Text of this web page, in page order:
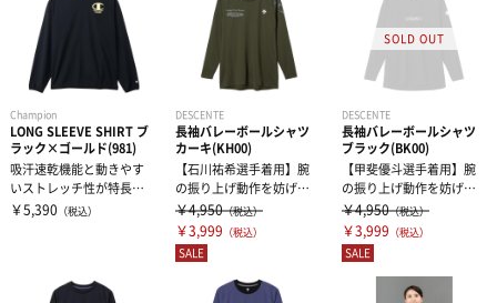
リカバリーウェア
Champion
LONG SLEEVE SHIRT ブ
ラック×ゴールド(981)
吸汗速乾機能と動きやす
いストレッチ性が特長の
素材を使用したロングス
￥5,390 （税込）
DESCENTE
長袖バレーボールシャツ
カーキ(KH00)
【石川祐希選手着用】腕
の振り上げ動作を妨げな
い脇パーツの構造を採用
しています。肩...
￥4,950（税込）
￥3,999 （税込）
SALE
DESCENTE
長袖バレーボールシャツ
ブラック(BK00)
【甲斐優斗選手着用】腕
の振り上げ動作を妨げな
い脇パーツの構造を採用
しています。胸...
￥4,950（税込）
￥3,999 （税込）
SALE